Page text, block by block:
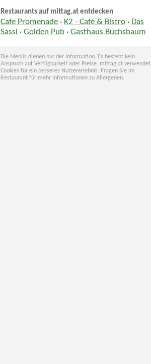
Restaurants auf mittag.at entdecken
Cafe Promenade · K2 - Café & Bistro · Das
Sassi ·Golden Pub ·Gasthaus Buchsbaum
Die Menüs dienen nur der Information. Es besteht kein
Anspruch auf Verfügbarkeit oder Preise. mittag.at verwendet
Cookies für ein besseres Nutzererlebnis. Fragen Sie im
Restaurant für mehr Informationen zu Allergenen.